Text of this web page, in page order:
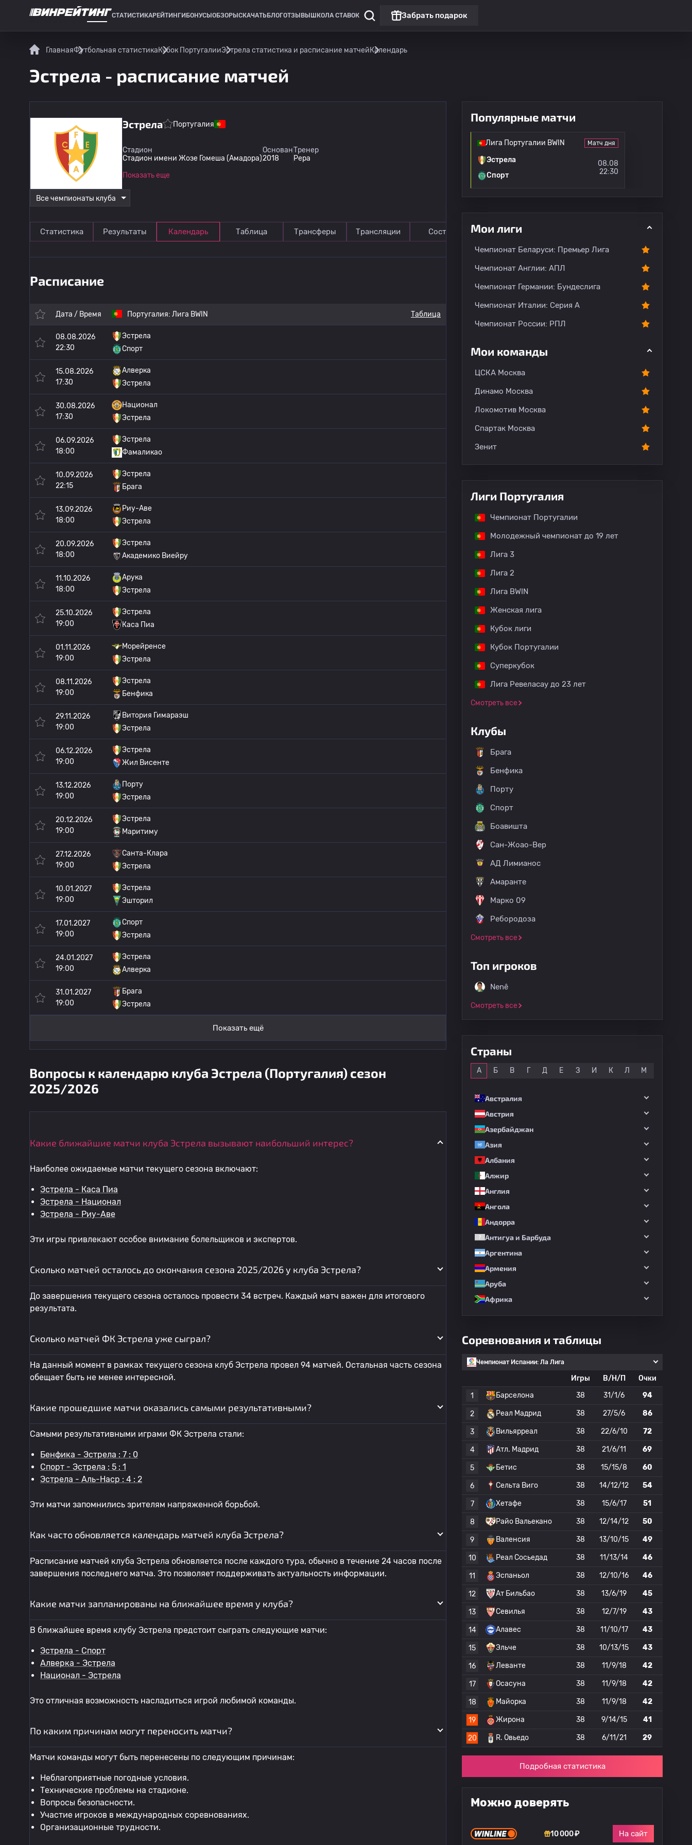
СТАТИСТИКАРЕЙТИНГИ БОНУСЫ ОБЗОРЫ СКАЧАТЬ БЛОГОТЗЫВЫ ШКОЛА СТАВОК Забрать подарок
ГлавнаяФутбольная статистикаКубок ПортугалииЭстрела статистика и расписание матчейКалендарь
Эстрела - расписание матчей
Эстрела Португалия
Стадион
Стадион имени Жозе Гомеша (Амадора)
Основан
2018
Тренер
Pepa
Показать еще
Все чемпионаты клуба
Статистика Результаты Календарь Таблица Трансферы Трансляции Состав
Расписание
Дата / Время Португалия: Лига BWIN Таблица
08.08.2026
22:30
Эстрела
Спорт
15.08.2026
17:30
Алверка
Эстрела
30.08.2026
17:30
Национал
Эстрела
06.09.2026
18:00
Эстрела
Фамаликао
10.09.2026
22:15
Эстрела
Брага
13.09.2026
18:00
Риу-Аве
Эстрела
20.09.2026
18:00
Эстрела
Академико Виейру
11.10.2026
18:00
Арука
Эстрела
25.10.2026
19:00
Эстрела
Каса Пиа
01.11.2026
19:00
Морейренсе
Эстрела
08.11.2026
19:00
Эстрела
Бенфика
29.11.2026
19:00
Витория Гимараэш
Эстрела
06.12.2026
19:00
Эстрела
Жил Висенте
13.12.2026
19:00
Порту
Эстрела
20.12.2026
19:00
Эстрела
Маритиму
27.12.2026
19:00
Санта-Клара
Эстрела
10.01.2027
19:00
Эстрела
Эшторил
17.01.2027
19:00
Спорт
Эстрела
24.01.2027
19:00
Эстрела
Алверка
31.01.2027
19:00
Брага
Эстрела
Показать ещё
Вопросы к календарю клуба Эстрела (Португалия) сезон
2025/2026
Какие ближайшие матчи клуба Эстрела вызывают наибольший интерес?
Наиболее ожидаемые матчи текущего сезона включают:
Эстрела - Каса Пиа
Эстрела - Национал
Эстрела - Риу-Аве
Эти игры привлекают особое внимание болельщиков и экспертов.
Сколько матчей осталось до окончания сезона 2025/2026 у клуба Эстрела?
До завершения текущего сезона осталось провести 34 встреч. Каждый матч важен для итогового
результата.
Сколько матчей ФК Эстрела уже сыграл?
На данный момент в рамках текущего сезона клуб Эстрела провел 94 матчей. Остальная часть сезона
обещает быть не менее интересной.
Какие прошедшие матчи оказались самыми результативными?
Самыми результативными играми ФК Эстрела стали:
Бенфика - Эстрела : 7 : 0
Спорт - Эстрела : 5 : 1
Эстрела - Аль-Наср : 4 : 2
Эти матчи запомнились зрителям напряженной борьбой.
Как часто обновляется календарь матчей клуба Эстрела?
Расписание матчей клуба Эстрела обновляется после каждого тура, обычно в течение 24 часов после
завершения последнего матча. Это позволяет поддерживать актуальность информации.
Какие матчи запланированы на ближайшее время у клуба?
В ближайшее время клубу Эстрела предстоит сыграть следующие матчи:
Эстрела - Спорт
Алверка - Эстрела
Национал - Эстрела
Это отличная возможность насладиться игрой любимой команды.
По каким причинам могут переносить матчи?
Матчи команды могут быть перенесены по следующим причинам:
Неблагоприятные погодные условия.
Технические проблемы на стадионе.
Вопросы безопасности.
Участие игроков в международных соревнованиях.
Организационные трудности.
Популярные матчи
Лига Португалии BWIN Матч дня
Эстрела
Спорт
08.08
22:30
Мои лиги
Чемпионат Беларуси: Премьер Лига
Чемпионат Англии: АПЛ
Чемпионат Германии: Бундеслига
Чемпионат Италии: Серия А
Чемпионат России: РПЛ
Мои команды
ЦСКА Москва
Динамо Москва
Локомотив Москва
Спартак Москва
Зенит
Лиги Португалия
Чемпионат Португалии
Молодежный чемпионат до 19 лет
Лига 3
Лига 2
Лига BWIN
Женская лига
Кубок лиги
Кубок Португалии
Суперкубок
Лига Ревеласау до 23 лет
Смотреть все
Клубы
Брага
Бенфика
Порту
Спорт
Боавишта
Сан-Жоао-Вер
АД Лимианос
Амаранте
Марко 09
Ребородоза
Смотреть все
Топ игроков
Nenê
Смотреть все
Страны
А Б В Г Д Е З И К Л М
Австралия
Австрия
Азербайджан
Азия
Албания
Алжир
Англия
Ангола
Андорра
Антигуа и Барбуда
Аргентина
Армения
Аруба
Африка
Соревнования и таблицы
Чемпионат Испании: Ла Лига
Игры В/Н/П
Очки
1
Барселона 38 31/1/6 94
2 Реал Мадрид 38 27/5/6 86
3 Вильярреал 38 22/6/10 72
4 Атл. Мадрид 38 21/6/11 69
5 Бетис 38 15/15/8 60
6 Сельта Виго 38 14/12/12 54
7 Хетафе 38 15/6/17 51
8 Райо Вальекано 38 12/14/12 50
9 Валенсия 38 13/10/15 49
10 Реал Сосьедад 38 11/13/14 46
11 Эспаньол 38 12/10/16 46
12 Ат Бильбао 38 13/6/19 45
13 Севилья 38 12/7/19 43
14 Алавес 38 11/10/17 43
15 Эльче 38 10/13/15 43
16 Леванте 38 11/9/18 42
17 Осасуна 38 11/9/18 42
18 Майорка 38 11/9/18 42
19 Жирона 38 9/14/15 41
20 R. Овьедо 38 6/11/21 29
Подробная статистика
Можно доверять
10 000 ₽ На сайт